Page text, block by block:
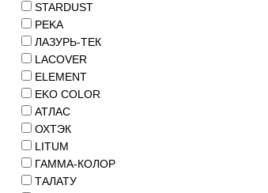
STARDUST
PEKA
ЛАЗУРЬ-ТЕК
LACOVER
ELEMENT
EKO COLOR
АТЛАС
ОХТЭК
LITUM
ГАММА-КОЛОР
ТАЛАТУ